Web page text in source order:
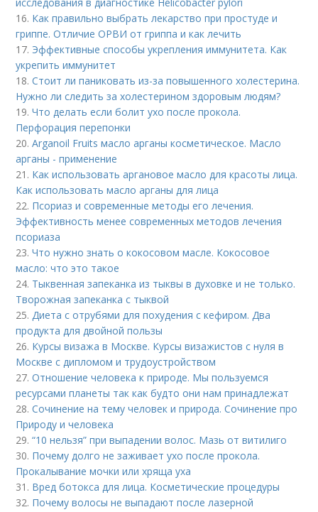
16. Как правильно выбрать лекарство при простуде и
гриппе. Отличие ОРВИ от гриппа и как лечить
17. Эффективные способы укрепления иммунитета. Как
укрепить иммунитет
18.Стоит ли паниковать из-за повышенного холестерина.
Нужно ли следить за холестерином здоровым людям?
19.Что делать если болит ухо после прокола.
Перфорация перепонки
20.Arganoil Fruits масло арганы косметическое. Масло
арганы - применение
21. Как использовать аргановое масло для красоты лица.
Как использовать масло арганы для лица
22. Псориаз и современные методы его лечения.
Эффективность менее современных методов лечения
псориаза
23.Что нужно знать о кокосовом масле. Кокосовое
масло: что это такое
24. Тыквенная запеканка из тыквы в духовке и не только.
Творожная запеканка с тыквой
25.Диета с отрубями для похудения с кефиром. Два
продукта для двойной пользы
26. Курсы визажа в Москве. Курсы визажистов с нуля в
Москве с дипломом и трудоустройством
27.Отношение человека к природе. Мы пользуемся
ресурсами планеты так как будто они нам принадлежат
28.Сочинение на тему человек и природа. Сочинение про
Природу и человека
29.“10 нельзя” при выпадении волос. Мазь от витилиго
30. Почему долго не заживает ухо после прокола.
Прокалывание мочки или хряща уха
31. Вред ботокса для лица. Косметические процедуры
32. Почему волосы не выпадают после лазерной